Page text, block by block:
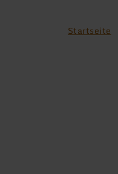
Startseite